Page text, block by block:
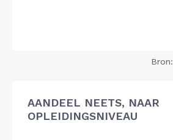
Bron:
AANDEEL NEETS, NAAR
OPLEIDINGSNIVEAU